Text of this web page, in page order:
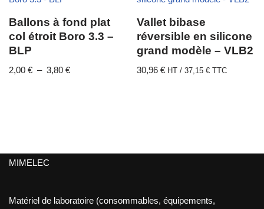
Ballons à fond plat
col étroit Boro 3.3 –
BLP
2,00 € – 3,80 €
Vallet bibase
réversible en silicone
grand modèle – VLB2
30,96€ HT /37,15€ TTC
MIMELEC
Matériel de laboratoire (consommables, équipements,